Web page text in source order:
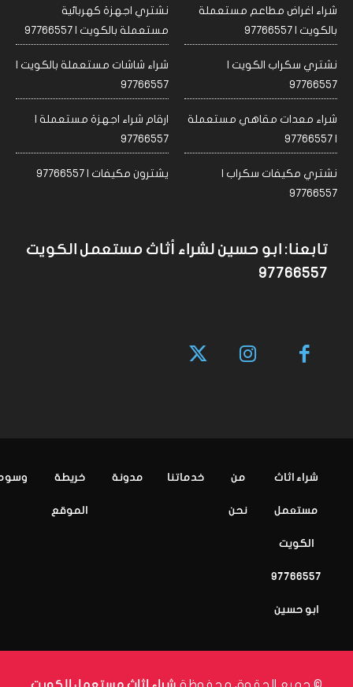
شراء اغراض مطاعم مستعملة
بالكويت | 97766557
نشتري اجهزة كهربائية
مستعملة بالكويت | 97766557
نشتري سكراب الكويت |
97766557
شراء شاشات مستعملة بالكويت |
97766557
شراء معدات مقاهي مستعملة
| 97766557
ارقام شراء اجهزة مستعملة |
97766557
نشتري مكيفات سكراب |
97766557
يشترون مكيفات | 97766557
تابعنا: ابو حسين لشراء أثاث مستعمل الكويت
97766557
شراء اثاث
مستعمل
الكويت
97766557
ابو حسين
من
نحن
خدماتنا مدونة خريطة
الموقع